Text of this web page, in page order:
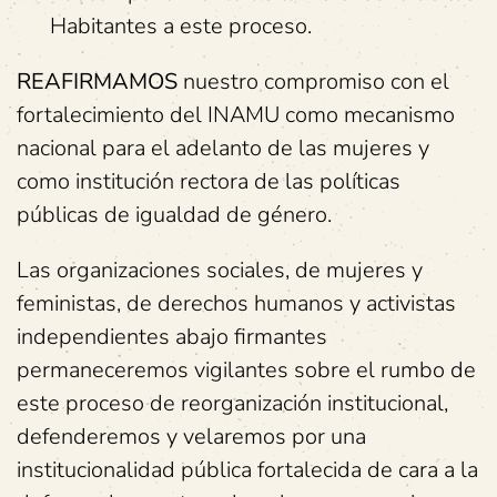
Habitantes a este proceso.
REAFIRMAMOS nuestro compromiso con el
fortalecimiento del INAMU como mecanismo
nacional para el adelanto de las mujeres y
como institución rectora de las políticas
públicas de igualdad de género.
Las organizaciones sociales, de mujeres y
feministas, de derechos humanos y activistas
independientes abajo firmantes
permaneceremos vigilantes sobre el rumbo de
este proceso de reorganización institucional,
defenderemos y velaremos por una
institucionalidad pública fortalecida de cara a la